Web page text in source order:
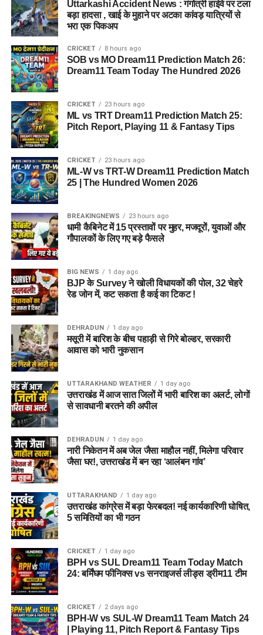
प्रमुख पदों की सूची नीचे दी गई है:
क्र.सं.
Name)
1.
ट्रेंड ग्रेजुएट टीचर –
675
2.
स्पेशल एजुकेटर
(प्राइमरी)
3.
एजुकेशन)
4. डोमेस्टिक साइंस टीचर
129
5.
A)
6.
जूनियर साइंटिफिक
असिस्टेंट (साइबर
81
7.
अन्य पद (लिफ्ट ऑपरेटर,
फिटर ग्रेड-II, आदि)
356
कुल
नोट: जूनियर साइंटिफिक असिस्टेंट के तहत बायोलॉजी, बैलिस्टिक्स,
केमिस्ट्री, डॉक्यूमेंट्स, फिंगरप्रिंट, फोटो, क्राइम सीन और फिजिक्स जैसे
विभिन्न विषयों के विशेषज्ञ पदों को शामिल किया गया है।
पात्रता मानदंड (Eligibility Criteria)
DSSSB Recruitment 2026 के लिए शैक्षणिक योग्यता और अनुभव की
आवश्यकता अलग-अलग पदों के अनुसार निर्धारित की गई है:
टीचिंग पद (TGT/स्पेशल एजुकेटर):
एजुकेशन में डिप्लोमा होना अनिवार्य है। इसके साथ ही CTET
परीक्षा पास होना भी आवश्यक योग्यता का हिस्सा हो सकता है।
आईटी असिस्टेंट व तकनीकी पद:
(B.E), बी.टेक (B.Tech), एमसीए (MCA) या समकक्ष डिग्री/
डिप्लोमा होना चाहिए।
वैज्ञानिक पद (Junior Scientific Assistant):
विषय (जैसे फिजिक्स, केमिस्ट्री, फॉरेंसिक साइंस, बायोलॉजी
आदि) में पोस्ट ग्रेजुएशन (M.Sc) या ग्रेजुएशन के साथ प्रासंगिक
कार्य अनुभव की मांग की जा सकती है।
Uttarkashi Accident News : गंगोत्री हाईवे पर टला
बड़ा हादसा , खाई के मुहाने पर अटका कांवड़ यात्रियों से
भरा एक पिकअप
CRICKET 8 hours ago
SOB vs MO Dream11 Prediction Match 26:
Dream11 Team Today The Hundred 2026
CRICKET 23 hours ago
ML vs TRT Dream11 Prediction Match 25:
Pitch Report, Playing 11 & Fantasy Tips
CRICKET 23 hours ago
ML-W vs TRT-W Dream11 Prediction Match
25 | The Hundred Women 2026
BREAKINGNEWS 23 hours ago
धामी कैबिनेट में 15 प्रस्तावों पर मुहर, मजदूरों, युवाओं और
गौपालकों के लिए गए बड़े फैसले
BIG NEWS 1 day ago
BJP के Survey ने खोली विधायकों की पोल, 32 चेहरे
रेड जोन में, कट सकता है कई का टिकट !
DEHRADUN 1 day ago
मसूरी में बारिश के बीच पहाड़ी से गिरे बोल्डर, सरकारी
आवास को भारी नुकसान
UTTARAKHAND WEATHER 1 day ago
उत्तराखंड में आज सात जिलों में भारी बारिश का अलर्ट, लोगों
से सावधानी बरतने की अपील
DEHRADUN 1 day ago
नारी निकेतन में अब जेल जैसा माहौल नहीं, मिलेगा परिवार
जैसा घर!, उत्तराखंड में बन रहा ‘आलंबन गांव’
UTTARAKHAND 1 day ago
उत्तराखंड कांग्रेस में बड़ा फेरबदल! नई कार्यकारिणी घोषित,
5 समितियों का भी गठन
CRICKET 1 day ago
BPH vs SUL Dream11 Team Today Match
24: बर्मिंघम फीनिक्स vs सनराइजर्स लीड्स ड्रीम11 टीम
CRICKET 2 days ago
BPH-W vs SUL-W Dream11 Team Match 24
| Playing 11, Pitch Report & Fantasy Tips